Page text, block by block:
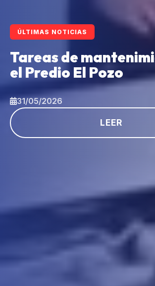
ÚLTIMAS NOTICIAS
Tareas de
el Predio El Pozo
31/05/2026
LEER